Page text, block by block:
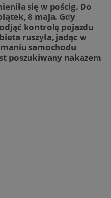
się w pościg. Do
8 maja. Gdy
kontrolę pojazdu
ruszyła, jadąc w
samochodu
poszukiwany nakazem